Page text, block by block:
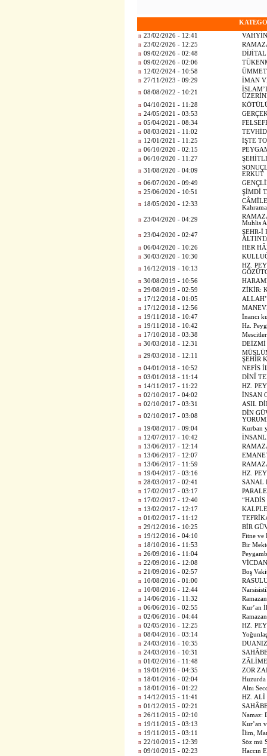
n 23/02/2026 - 12:41
n 23/02/2026 - 12:25
n 09/02/2026 - 02:48
n 09/02/2026 - 02:06
n 12/02/2024 - 10:58
n 27/11/2023 - 09:29
İMAN
n 08/08/2022 - 10:21
n 04/10/2021 - 11:28
n 24/05/2021 - 03:53
n 05/04/2021 - 08:34
n 08/03/2021 - 11:02
n 12/01/2021 - 11:25
İŞTE
n 06/10/2020 - 02:15
n 06/10/2020 - 11:27
n 31/08/2020 - 04:09
ERKUT
n 06/07/2020 - 09:49
n 25/06/2020 - 10:51
ŞİMDİ
n 18/05/2020 - 12:33
n 23/04/2020 - 04:29
Muhlis
n 23/04/2020 - 02:47
ŞEHR-İ
n 06/04/2020 - 10:26
HER
n 30/03/2020 - 10:30
n 16/12/2019 - 10:13
HZ.
n 30/08/2019 - 10:56
n 29/08/2019 - 02:59
ZİKİR:
n 17/12/2018 - 01:05
n 17/12/2018 - 12:56
n 19/11/2018 - 10:47
İnancı
n 19/11/2018 - 10:42
Hz.
n 17/10/2018 - 03:38
n 30/03/2018 - 12:31
DEİZMİ
n 29/03/2018 - 12:11
ŞEHİR
n 04/01/2018 - 10:52
NEFİS
n 03/01/2018 - 11:14
DİNÎ
n 14/11/2017 - 11:22
HZ.
n 02/10/2017 - 04:02
İNSAN
n 02/10/2017 - 03:31
ASIL
n 02/10/2017 - 03:08
DİN
n 19/08/2017 - 09:04
Kurban
n 12/07/2017 - 10:42
n 13/06/2017 - 12:14
n 13/06/2017 - 12:07
n 13/06/2017 - 11:59
n 19/04/2017 - 03:16
HZ.
n 28/03/2017 - 02:41
SANAL
n 17/02/2017 - 03:17
n 17/02/2017 - 12:40
n 13/02/2017 - 12:17
n 01/02/2017 - 11:12
n 29/12/2016 - 10:25
BİR
n 19/12/2016 - 04:10
Fitne ve
n 18/10/2016 - 11:53
Bir
n 26/09/2016 - 11:04
n 22/09/2016 - 12:08
n 21/09/2016 - 02:57
Boş
n 10/08/2016 - 01:00
n 10/08/2016 - 12:44
n 14/06/2016 - 11:32
n 06/06/2016 - 02:55
Kur’an
n 02/06/2016 - 04:44
n 02/05/2016 - 12:25
HZ.
n 08/04/2016 - 03:14
n 24/03/2016 - 10:35
n 24/03/2016 - 10:31
n 01/02/2016 - 11:48
n 19/01/2016 - 04:35
ZOR
n 18/01/2016 - 02:04
n 18/01/2016 - 01:22
Alnı
n 14/12/2015 - 11:41
HZ. ALİ
n 01/12/2015 - 02:21
n 26/11/2015 - 02:10
Namaz:
n 19/11/2015 - 03:13
Kur’an
n 19/11/2015 - 03:11
İlim,
n 22/10/2015 - 12:39
Söz mü
n 09/10/2015 - 02:23
Haccın